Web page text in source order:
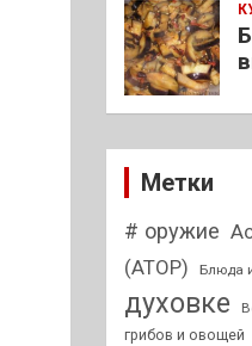
Метки
# оружие
(АТОР)
Блюда
духовке
грибов и овощей